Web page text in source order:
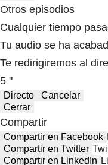
Otros episodios
Cualquier tiempo
Tu audio se ha
Te redirigiremos al
5 "
Directo
Cancelar
Cerrar
Compartir
Compartir en Facebook
Compartir en Twitter
Compartir en LinkedIn